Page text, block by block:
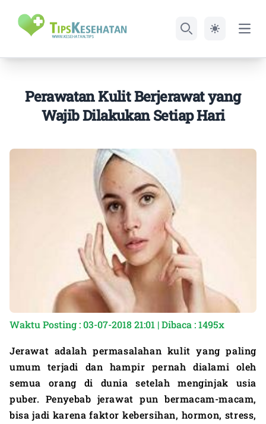
Perawatan Kulit Berjerawat yang
Wajib Dilakukan Setiap Hari
Waktu Posting : 03-07-2018 21:01 | Dibaca : 1495x
Jerawat adalah permasalahan kulit yang paling
umum terjadi dan hampir pernah dialami oleh
semua orang di dunia setelah menginjak usia
puber. Penyebab jerawat pun bermacam-macam,
bisa jadi karena faktor kebersihan, hormon, stress,